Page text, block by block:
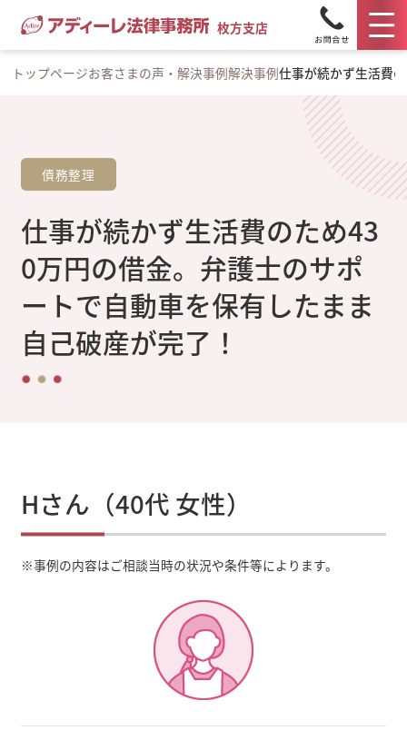
枚方支店
トップページお客さまの声・解決事例解決事例仕事が続かず生活費
債務整理
仕事が続かず生活費のため43
0万円の借金。弁護士のサポ
ートで自動車を保有したまま
自己破産が完了！
Hさん（40代 女性）
※事例の内容はご相談当時の状況や条件等によります。